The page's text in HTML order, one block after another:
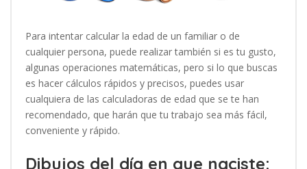
Para intentar calcular la edad de un familiar o de
cualquier persona, puede realizar también si es tu gusto,
algunas operaciones matemáticas, pero si lo que buscas
es hacer cálculos rápidos y precisos, puedes usar
cualquiera de las calculadoras de edad que se te han
recomendado, que harán que tu trabajo sea más fácil,
conveniente y rápido.
Dibujos del día en que naciste: